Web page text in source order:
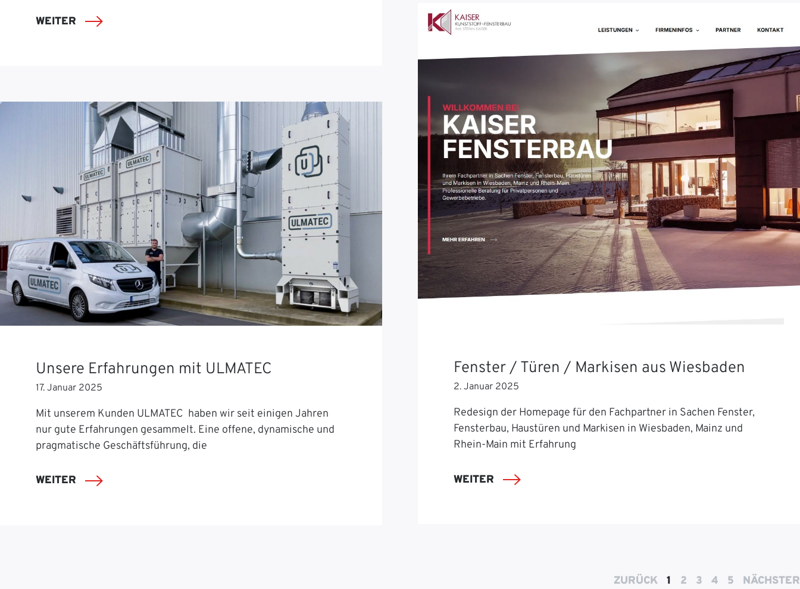
WEITER
Unsere Erfahrungen mit ULMATEC
17. Januar 2025
Mit unserem Kunden ULMATEC haben wir seit einigen Jahren
nur gute Erfahrungen gesammelt. Eine offene, dynamische und
pragmatische Geschäftsführung, die
WEITER
Fenster / Türen / Markisen aus Wiesbaden
2. Januar 2025
Redesign der Homepage für den Fachpartner in Sachen Fenster,
Fensterbau, Haustüren und Markisen in Wiesbaden, Mainz und
Rhein-Main mit Erfahrung
WEITER
ZURÜCK 1 2 3 4 5 NÄCHSTER